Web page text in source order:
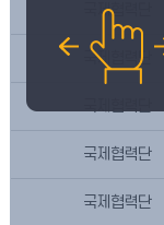
국제협력단
국제협력단
국제협력단
국제협력단